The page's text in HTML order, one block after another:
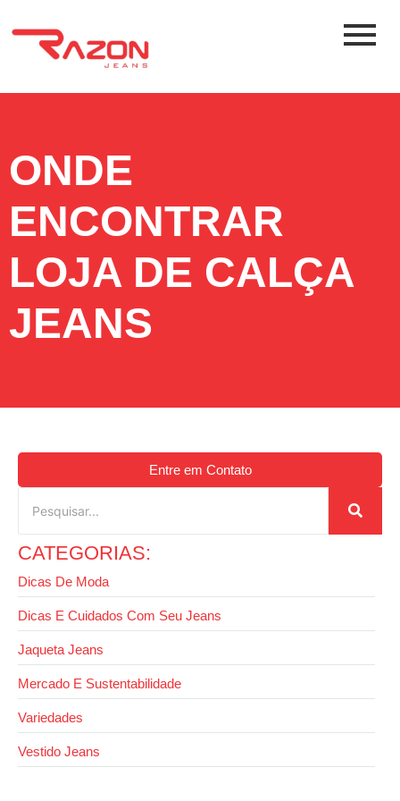
ONDE
ENCONTRAR
LOJA DE CALÇA
JEANS
Entre em Contato
CATEGORIAS:
Dicas De Moda
Dicas E Cuidados Com Seu Jeans
Jaqueta Jeans
Mercado E Sustentabilidade
Variedades
Vestido Jeans